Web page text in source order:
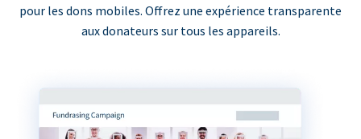
pour les dons mobiles. Offrez une expérience transparente
aux donateurs sur tous les appareils.